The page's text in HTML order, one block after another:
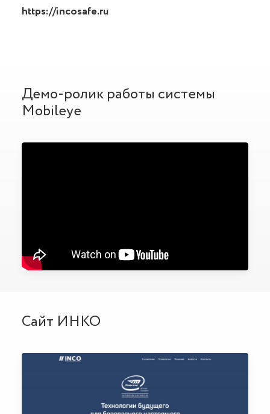
https://incosafe.ru
Демо-ролик работы системы
Mobileye
Сайт ИНКО